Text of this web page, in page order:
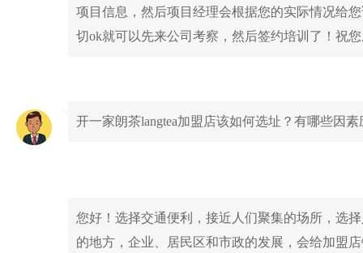
项目信息，然后项目经理会根据您的实际情况给
切ok就可以先来公司考察，然后签约培训了！祝
开一家朗茶langtea加盟店该如何选址？有哪些因
您好！选择交通便利，接近人们聚集的场所，选
的地方，企业、居民区和市政的发展，会给加盟